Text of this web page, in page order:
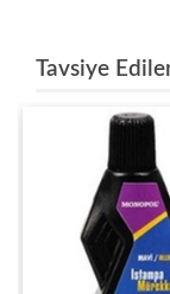
Tavsiye